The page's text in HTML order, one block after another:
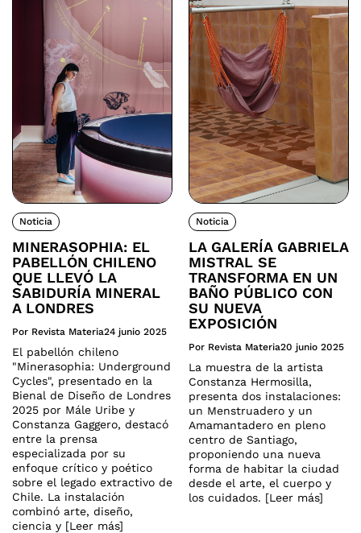
Noticia
MINERASOPHIA: EL
PABELLÓN CHILENO
QUE LLEVÓ LA
SABIDURÍA MINERAL
A LONDRES
Por Revista Materia24 junio 2025
El pabellón chileno
"Minerasophia: Underground
Cycles", presentado en la
Bienal de Diseño de Londres
2025 por Mále Uribe y
Constanza Gaggero, destacó
entre la prensa
especializada por su
enfoque crítico y poético
sobre el legado extractivo de
Chile. La instalación
combinó arte, diseño,
ciencia y [Leer más]
Noticia
LA GALERÍA GABRIELA
MISTRAL SE
TRANSFORMA EN UN
BAÑO PÚBLICO CON
SU NUEVA
EXPOSICIÓN
Por Revista Materia20 junio 2025
La muestra de la artista
Constanza Hermosilla,
presenta dos instalaciones:
un Menstruadero y un
Amamantadero en pleno
centro de Santiago,
proponiendo una nueva
forma de habitar la ciudad
desde el arte, el cuerpo y
los cuidados. [Leer más]